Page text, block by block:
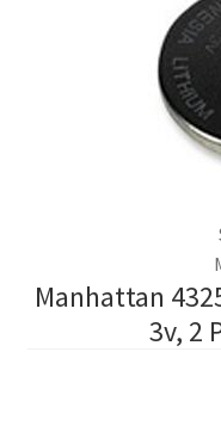
Manhattan
3v, 2